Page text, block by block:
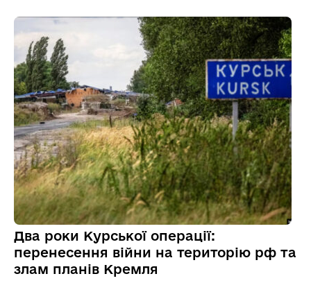
Два роки Курської операції:
перенесення війни на територію рф та
злам планів Кремля